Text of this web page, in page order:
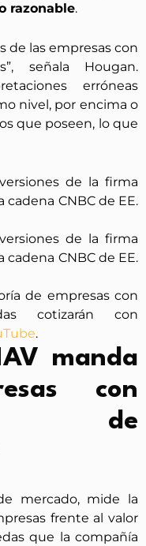
razonable.
de las empresas con
señala Hougan.
erróneas
nivel, por encima o
que poseen, lo que
de empresas con
cotizarán con
.
manda
con
de
mercado, mide la
frente al valor
que la compañía